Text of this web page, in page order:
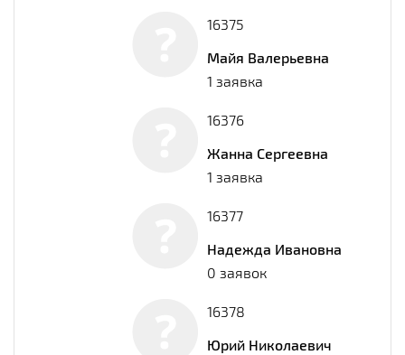
16375
Майя Валерьевна
1 заявка
16376
Жанна Сергеевна
1 заявка
16377
Надежда Ивановна
0 заявок
16378
Юрий Николаевич